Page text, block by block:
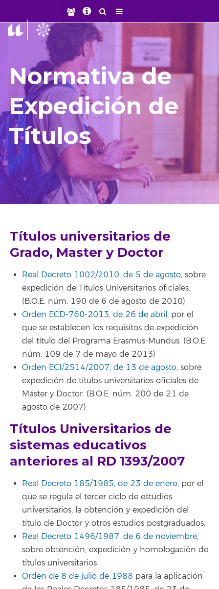
Normativa de
Expedición de
Títulos
Títulos universitarios de
Grado, Master y Doctor
Real Decreto 1002/2010, de 5 de agosto, sobre
expedición de Títulos Universitarios oficiales.
(B.O.E. núm. 190 de 6 de agosto de 2010)
Orden ECD-760-2013, de 26 de abril, por el
que se establecen los requisitos de expedición
del título del Programa Erasmus-Mundus. (B.O.E.
núm. 109 de 7 de mayo de 2013)
Orden ECI/2514/2007, de 13 de agosto, sobre
expedición de títulos universitarios oficiales de
Máster y Doctor. (B.O.E. núm. 200 de 21 de
agosto de 2007)
Títulos Universitarios de
sistemas educativos
anteriores al RD 1393/2007
Real Decreto 185/1985, de 23 de enero, por el
que se regula el tercer ciclo de estudios
universitarios, la obtención y expedición del
título de Doctor y otros estudios postgraduados.
Real Decreto 1496/1987, de 6 de noviembre,
sobre obtención, expedición y homologación de
títulos universitarios
Orden de 8 de julio de 1988 para la aplicación